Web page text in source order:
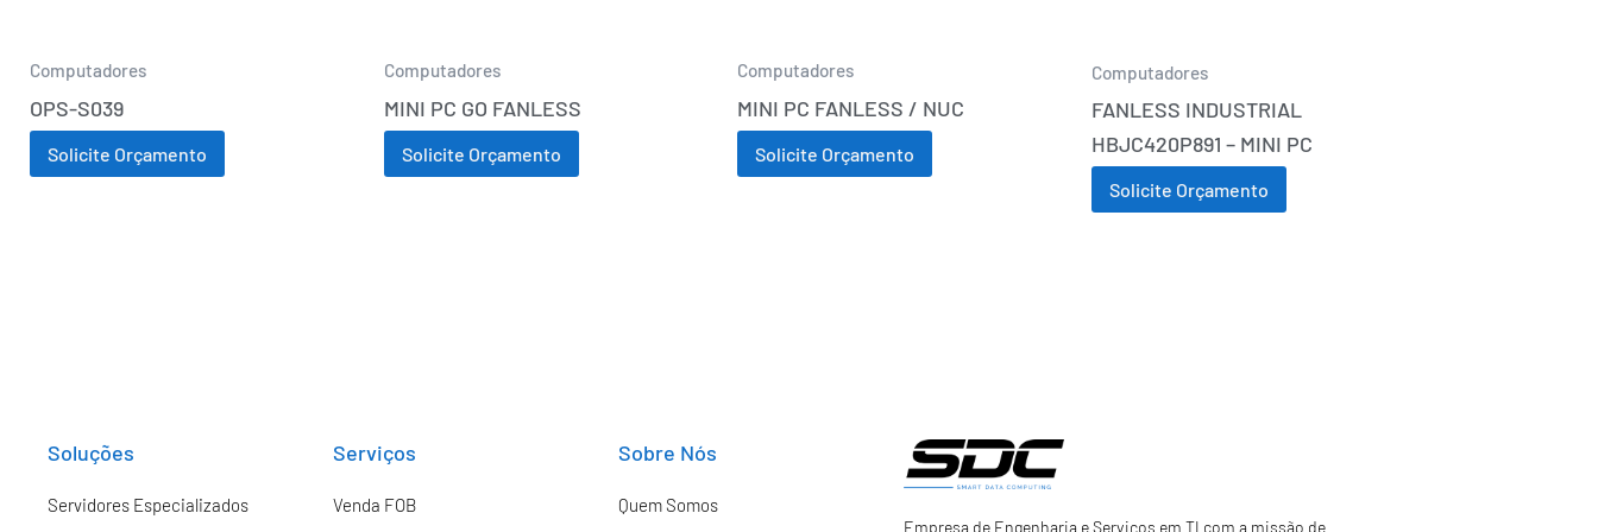
Computadores
OPS-S039
Solicite Orçamento
Computadores
MINI PC GO FANLESS
Solicite Orçamento
Computadores
MINI PC FANLESS / NUC
Solicite Orçamento
Computadores
FANLESS INDUSTRIAL
HBJC420P891 – MINI PC
Solicite Orçamento
Soluções
Servidores Especializados
Serviços
Venda FOB
Sobre Nós
Quem Somos
Empresa de Engenharia e Serviços em TI com a missão de